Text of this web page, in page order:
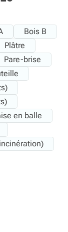
Bois B
Plâtre
Pare-brise
en balle